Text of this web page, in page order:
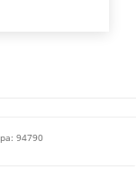
94790